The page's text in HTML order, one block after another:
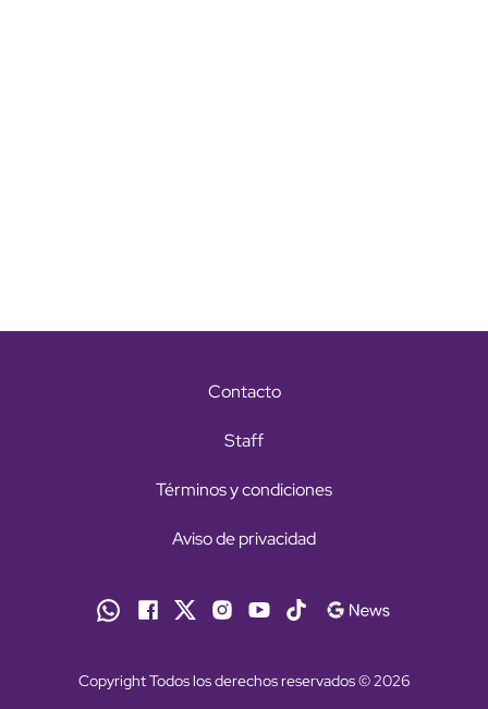
Contacto
Staff
Términos y condiciones
Aviso de privacidad
Copyright Todos los derechos reservados © 2026